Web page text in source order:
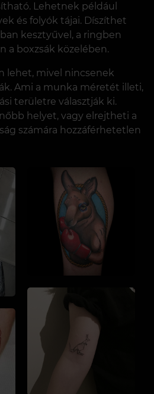
Lehetnek például
és folyók tájai. Díszíthet
kesztyűvel, a ringben
a boxzsák közelében.
lehet, mivel nincsenek
Ami a munka méretét illeti,
területre választják ki.
helyet, vagy elrejtheti a
számára hozzáférhetetlen